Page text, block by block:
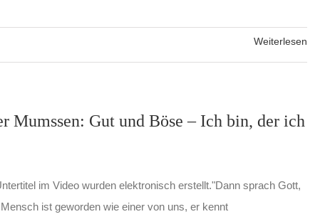
Weiterlesen
Mumssen: Gut und Böse – Ich bin, der ich
im Video wurden elektronisch erstellt."Dann sprach Gott,
ist geworden wie einer von uns, er kennt